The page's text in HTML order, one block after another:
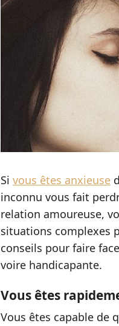
Si vous êtes anxieuse
inconnu vous fait
relation amoureuse,
situations complexes
conseils pour faire
voire handicapante.
Vous êtes
Vous êtes capable de